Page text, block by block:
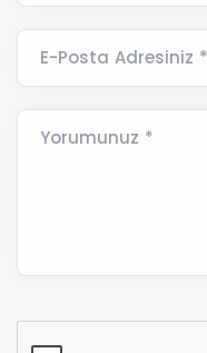
E-Posta Adresiniz *
Yorumunuz *